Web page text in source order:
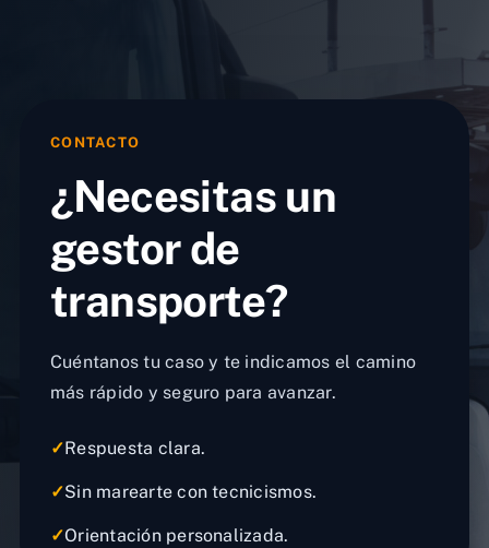
CONTACTO
¿Necesitas un
gestor de
transporte?
Cuéntanos tu caso y te indicamos el camino
más rápido y seguro para avanzar.
✓Respuesta clara.
✓Sin marearte con tecnicismos.
✓Orientación personalizada.